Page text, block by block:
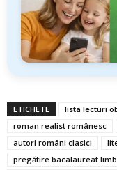
ETICHETE lista lecturi
roman realist românesc
autori români clasici
pregătire bacalaureat